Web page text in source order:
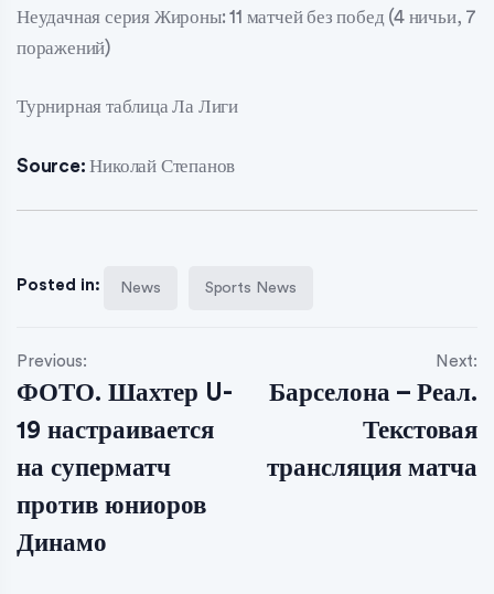
Неудачная серия Жироны: 11 матчей без побед (4 ничьи, 7
поражений)
Турнирная таблица Ла Лиги
Source: Николай Степанов
Posted in: News Sports News
Previous:
ФОТО. Шахтер U-
19 настраивается
на суперматч
против юниоров
Динамо
Next:
Барселона – Реал.
Текстовая
трансляция матча